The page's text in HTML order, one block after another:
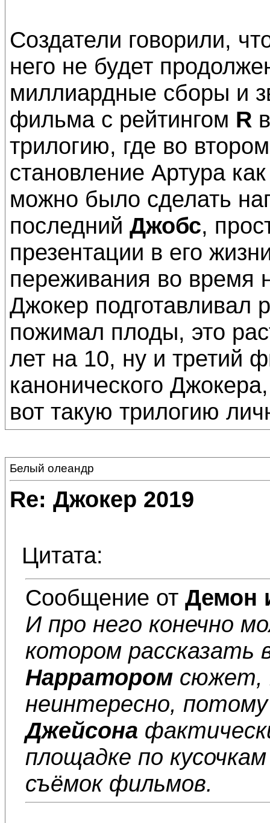
Создатели говорили,
него не будет
миллиардные сборы и
фильма с рейтингом R
трилогию, где во
становление Артура
можно было сделать
последний Джобс,
презентации в его
переживания во время
Джокер подготавливал
пожимал плоды, это
лет на 10, ну и третий
канонического
вот такую трилогию
Белый олеандр
Re: Джокер 2019
Цитата:
Сообщение от Демон
И про него конечно
котором рассказать
Нарратором сюжет,
неинтересно,
Джейсона
площадке по
съёмок фильмов.